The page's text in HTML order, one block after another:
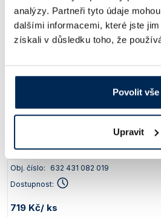
analýzy. Partneři tyto údaje
dalšími informacemi, které jste
získali v důsledku toho, že
Povolit vše
Upravit
ověřena v metrologické laboratoři a
označena metrologickou značkou
možné používat jako stanovené
předpisy)
informace k dodávce:součástí
ověřovací list (každá baňka je na dně
Objem [ml] Přesnost [ml] Průměr
10
Obj. číslo: 632 431 082 019
Dostupnost:
719 Kč/ ks